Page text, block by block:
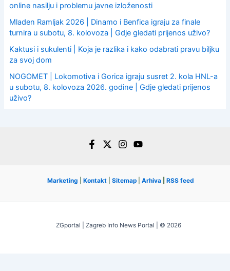
online nasilju i problemu javne izloženosti
Mladen Ramljak 2026 | Dinamo i Benfica igraju za finale
turnira u subotu, 8. kolovoza | Gdje gledati prijenos uživo?
Kaktusi i sukulenti | Koja je razlika i kako odabrati pravu biljku
za svoj dom
NOGOMET | Lokomotiva i Gorica igraju susret 2. kola HNL-a
u subotu, 8. kolovoza 2026. godine | Gdje gledati prijenos
uživo?
Marketing Kontakt Sitemap Arhiva RSS feed
ZGportal | Zagreb Info News Portal | © 2026